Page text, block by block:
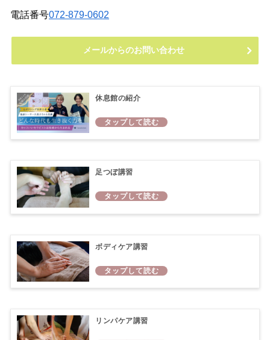
電話番号072-879-0602
メールからのお問い合わせ
休息館の紹介
足つぼ講習
ボディケア講習
リンパケア講習